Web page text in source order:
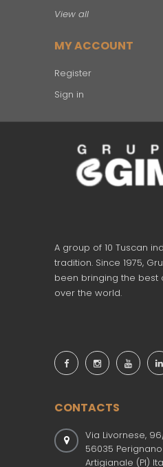
View all
MY ACCOUNT
Register
Sign in
A group of 10 Tuscan
tradition. Since 1975,
been bringing the best
over the world.
CONTACTS
Via Livornese,
56035
Artigianale (PI)